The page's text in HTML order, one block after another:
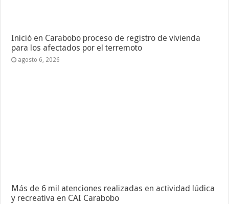
Inició en Carabobo proceso de registro de vivienda
para los afectados por el terremoto
agosto 6, 2026
Más de 6 mil atenciones realizadas en actividad lúdica
y recreativa en CAI Carabobo